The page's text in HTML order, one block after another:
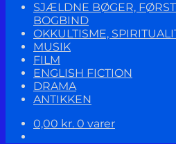
SJÆLDNE BØGER,
BOGBIND
OKKULTISME,
MUSIK
FILM
ENGLISH FICTION
DRAMA
ANTIKKEN
0,00 kr. 0 varer